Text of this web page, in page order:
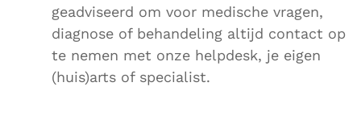
geadviseerd om voor medische vragen,
diagnose of behandeling altijd contact op
te nemen met onze helpdesk, je eigen
(huis)arts of specialist.